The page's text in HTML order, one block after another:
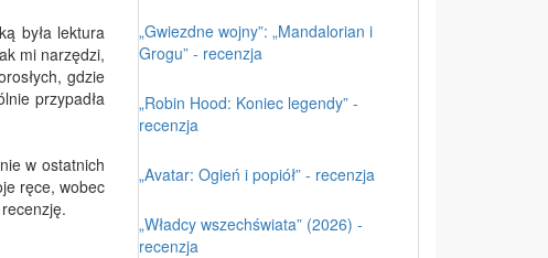
była lektura
mi narzędzi,
gdzie
przypadła
w ostatnich
ręce, wobec
„Gwiezdne wojny”: „Mandalorian i
Grogu” - recenzja
„Robin Hood: Koniec legendy” -
recenzja
„Avatar: Ogień i popiół” - recenzja
„Władcy wszechświata” (2026) -
recenzja